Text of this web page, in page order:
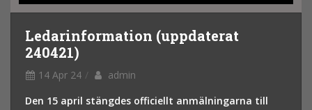
Ledarinformation (uppdaterat
240421)
14 Apr 24
admin
Den 15 april stängdes officiellt anmälningarna till